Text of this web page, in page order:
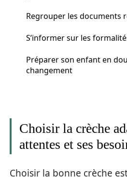
Regrouper les documents
S’informer sur les
Préparer son enfant en
changement
Choisir la crèche
attentes et ses
Choisir la bonne crèche